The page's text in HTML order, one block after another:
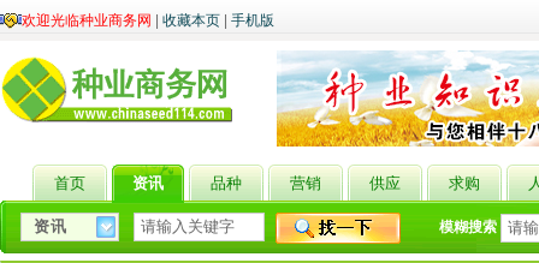
欢迎光临种业商务网 收藏本页 手机版
首页 资讯 品种 营销 供应 求购
模糊搜索